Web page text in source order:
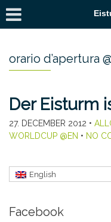
orario d’apertura
Der Eisturm
27. DECEMBER 2012 •
WORLDCUP @EN • NO
English
Facebook